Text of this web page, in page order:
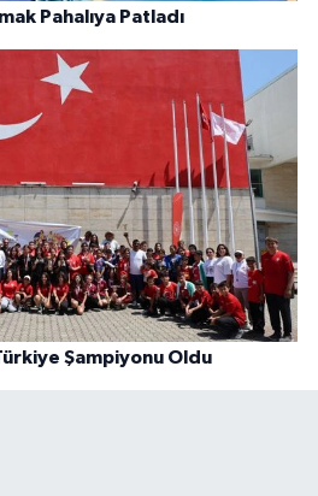
Pahalıya Patladı
Şampiyonu Oldu